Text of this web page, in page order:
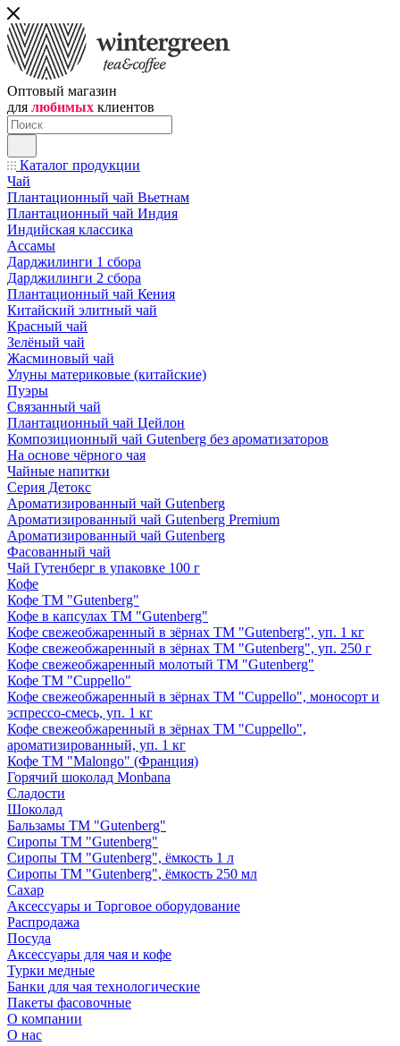
Оптовый магазин
для любимых клиентов
Каталог продукции
Чай
Плантационный чай Вьетнам
Плантационный чай Индия
Индийская классика
Ассамы
Дарджилинги 1 сбора
Дарджилинги 2 сбора
Плантационный чай Кения
Китайский элитный чай
Красный чай
Зелёный чай
Жасминовый чай
Улуны материковые (китайские)
Пуэры
Связанный чай
Плантационный чай Цейлон
Композиционный чай Gutenberg без ароматизаторов
На основе чёрного чая
Чайные напитки
Серия Детокс
Ароматизированный чай Gutenberg
Ароматизированный чай Gutenberg Premium
Ароматизированный чай Gutenberg
Фасованный чай
Чай Гутенберг в упаковке 100 г
Кофе
Кофе ТМ "Gutenberg"
Кофе в капсулах ТМ "Gutenberg"
Кофе свежеобжаренный в зёрнах ТМ "Gutenberg", уп. 1 кг
Кофе свежеобжаренный в зёрнах ТМ "Gutenberg", уп. 250 г
Кофе свежеобжаренный молотый ТМ "Gutenberg"
Кофе ТМ "Cuppello"
Кофе свежеобжаренный в зёрнах ТМ "Cuppello", моносорт и
эспрессо-смесь, уп. 1 кг
Кофе свежеобжаренный в зёрнах ТМ "Cuppello",
ароматизированный, уп. 1 кг
Кофе ТМ "Malongo" (Франция)
Горячий шоколад Monbana
Сладости
Шоколад
Бальзамы ТМ "Gutenberg"
Сиропы ТМ "Gutenberg"
Сиропы ТМ "Gutenberg", ёмкость 1 л
Сиропы ТМ "Gutenberg", ёмкость 250 мл
Сахар
Аксессуары и Торговое оборудование
Распродажа
Посуда
Аксессуары для чая и кофе
Турки медные
Банки для чая технологические
Пакеты фасовочные
О компании
О нас